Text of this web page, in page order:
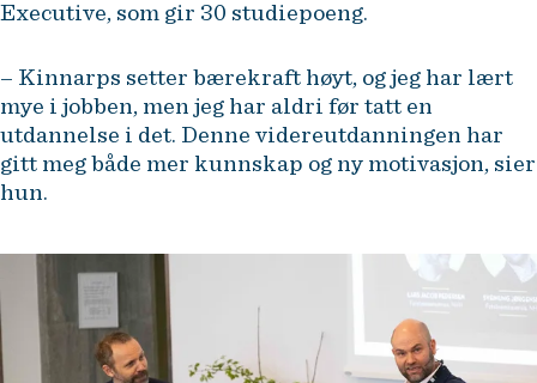
Executive, som gir 30 studiepoeng.
– Kinnarps setter bærekraft høyt, og jeg har lært
mye i jobben, men jeg har aldri før tatt en
utdannelse i det. Denne videreutdanningen har
gitt meg både mer kunnskap og ny motivasjon, sier
hun.